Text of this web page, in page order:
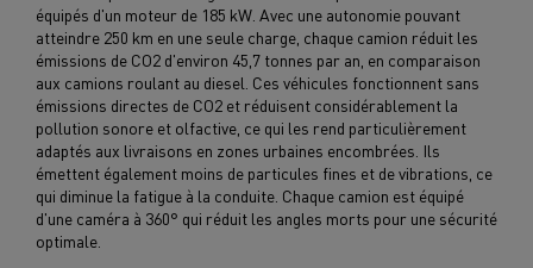
équipés d'un moteur de 185 kW. Avec une autonomie pouvant
atteindre 250 km en une seule charge, chaque camion réduit les
émissions de CO2 d'environ 45,7 tonnes par an, en comparaison
aux camions roulant au diesel. Ces véhicules fonctionnent sans
émissions directes de CO2 et réduisent considérablement la
pollution sonore et olfactive, ce qui les rend particulièrement
adaptés aux livraisons en zones urbaines encombrées. Ils
émettent également moins de particules fines et de vibrations, ce
qui diminue la fatigue à la conduite. Chaque camion est équipé
d'une caméra à 360° qui réduit les angles morts pour une sécurité
optimale.